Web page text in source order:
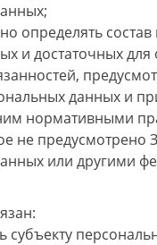
определять
и достаточных для
данных и
ним нормативными
не предусмотрено
или другими
субъекту